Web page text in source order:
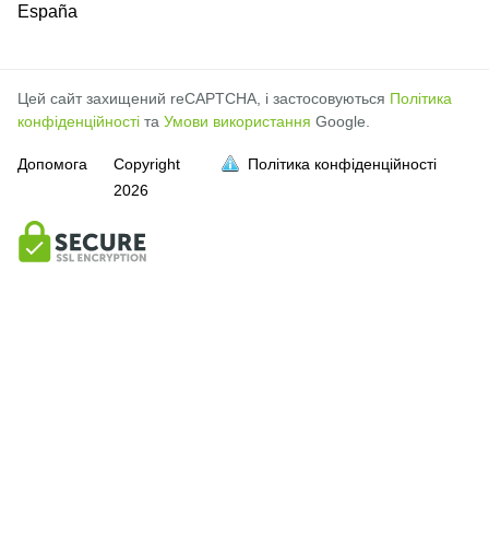
España
Цей сайт захищений reCAPTCHA, і застосовуються Політика
конфіденційності та Умови використання Google.
Допомога
Copyright
2026
Політика конфіденційності